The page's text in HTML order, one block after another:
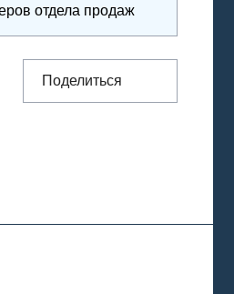
отдела продаж
Поделиться